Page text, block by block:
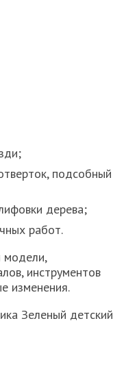
подсобный
дерева;
работ.
модели,
инструментов
изменения.
Зеленый детский